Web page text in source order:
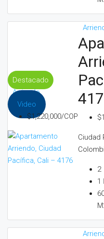
Destacado
Arriendo
Video
$1,220,000/COP
Ciudad
2
1